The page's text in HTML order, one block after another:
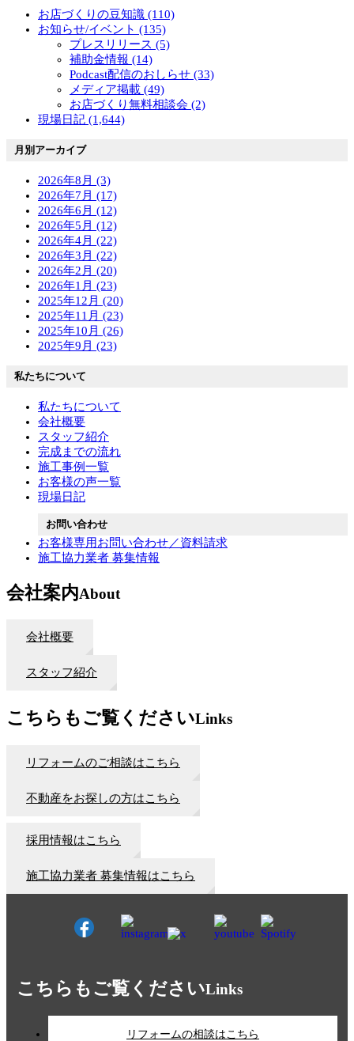
お店づくりの豆知識 (110)
お知らせ/イベント (135)
プレスリリース (5)
補助金情報 (14)
Podcast配信のおしらせ (33)
メディア掲載 (49)
お店づくり無料相談会 (2)
現場日記 (1,644)
月別アーカイブ
2026年8月 (3)
2026年7月 (17)
2026年6月 (12)
2026年5月 (12)
2026年4月 (22)
2026年3月 (22)
2026年2月 (20)
2026年1月 (23)
2025年12月 (20)
2025年11月 (23)
2025年10月 (26)
2025年9月 (23)
私たちについて
私たちについて
会社概要
スタッフ紹介
完成までの流れ
施工事例一覧
お客様の声一覧
現場日記
お問い合わせ
お客様専用お問い合わせ／資料請求
施工協力業者 募集情報
会社案内About
会社概要
スタッフ紹介
こちらもご覧くださいLinks
リフォームのご相談はこちら
不動産をお探しの方はこちら
採用情報はこちら
施工協力業者 募集情報はこちら
こちらもご覧くださいLinks
リフォームの相談はこちら